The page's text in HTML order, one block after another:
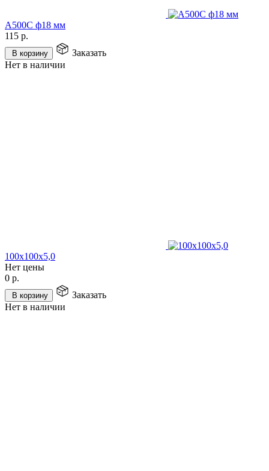
А500С ф18 мм
115 р.
В корзину
Заказать
Нет в наличии
100х100х5,0
Нет цены
0 р.
В корзину
Заказать
Нет в наличии